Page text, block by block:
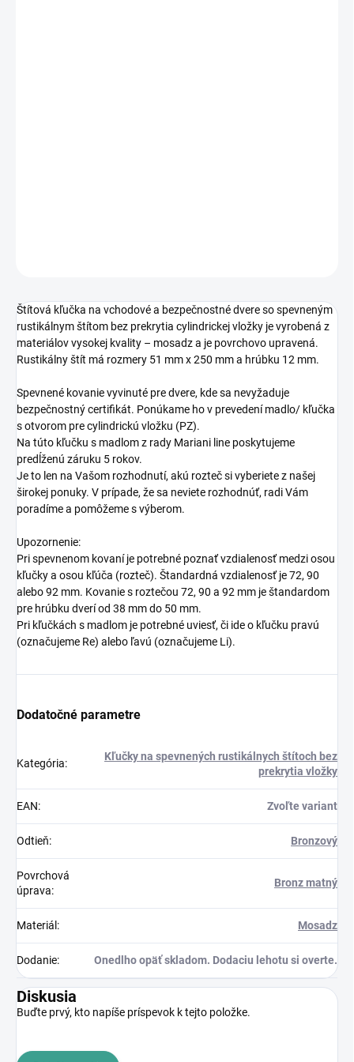
Štítová kľučka na vchodové a bezpečnostné dvere so spevneným
rustikálnym štítom bez prekrytia cylindrickej vložky je vyrobená z
materiálov vysokej kvality – mosadz a je povrchovo upravená.
Rustikálny štít má rozmery 51 mm x 250 mm a hrúbku 12 mm.
Spevnené kovanie vyvinuté pre dvere, kde sa nevyžaduje
bezpečnostný certifikát. Ponúkame ho v prevedení madlo/ kľučka
s otvorom pre cylindrickú vložku (PZ).
Na túto kľučku s madlom z rady Mariani line poskytujeme
predĺženú záruku 5 rokov.
Je to len na Vašom rozhodnutí, akú rozteč si vyberiete z našej
širokej ponuky. V prípade, že sa neviete rozhodnúť, radi Vám
poradíme a pomôžeme s výberom.
Upozornenie:
Pri spevnenom kovaní je potrebné poznať vzdialenosť medzi osou
kľučky a osou kľúča (rozteč). Štandardná vzdialenosť je 72, 90
alebo 92 mm. Kovanie s roztečou 72, 90 a 92 mm je štandardom
pre hrúbku dverí od 38 mm do 50 mm.
Pri kľučkách s madlom je potrebné uviesť, či ide o kľučku pravú
(označujeme Re) alebo ľavú (označujeme Li).
Dodatočné parametre
Kategória:
Kľučky na spevnených rustikálnych štítoch bez
prekrytia vložky
EAN: Zvoľte variant
Odtieň: Bronzový
Povrchová
úprava:
Bronz matný
Materiál : Mosadz
Dodanie: Onedlho opäť skladom. Dodaciu lehotu si overte.
Diskusia
Buďte prvý, kto napíše príspevok k tejto položke.